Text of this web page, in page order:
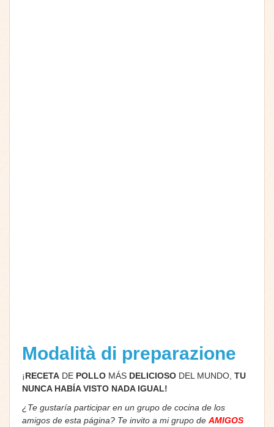
Modalità di preparazione
¡RECETA DE POLLO MÁS DELICIOSO DEL MUNDO, TU
NUNCA HABÍA VISTO NADA IGUAL!
¿Te gustaría participar en un grupo de cocina de los
amigos de esta página? Te invito a mi grupo de AMIGOS